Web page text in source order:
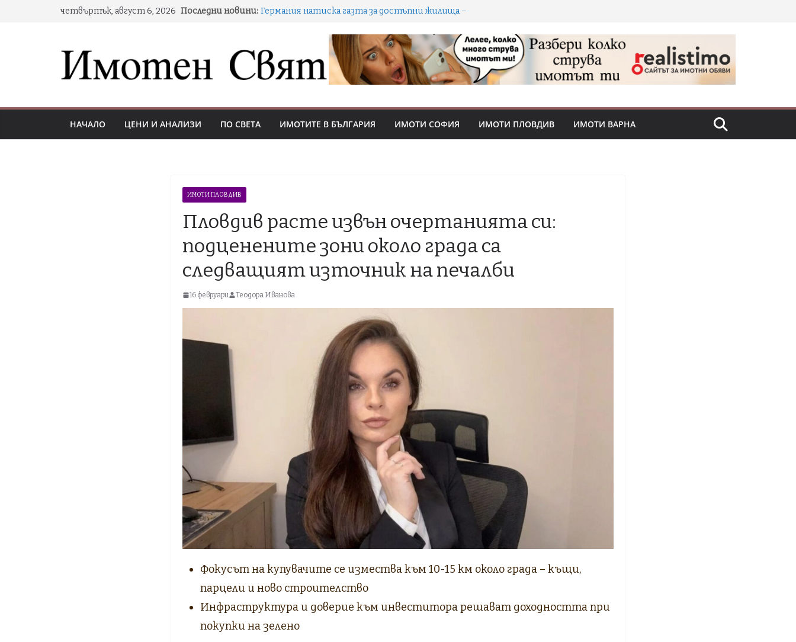
четвъртък, август 6, 2026 Последни новини: Германия натиска газта за достъпни жилища –
и ускорени разрешителни
Как уроците от мениджмънта носят предимство
на купувачи и инвеститори в охладняващия
имотен пазар
Дворът не винаги е паркинг: кога е обща част и кой
Кешът се стопи: 70-73% от покупките в София са
Сделките с имоти падат с 18% през Q2 2026 –
пазарът охладнява, цените се държат
НАЧАЛО ЦЕНИ И АНАЛИЗИ ПО СВЕТА ИМОТИТЕ В БЪЛГАРИЯ ИМОТИ СОФИЯ ИМОТИ ПЛОВДИВ ИМОТИ ВАРНА
ИМОТИ ПЛОВДИВ
Пловдив расте извън очертанията си:
подценените зони около града са
следващият източник на печалби
16 февруари Теодора Иванова
Фокусът на купувачите се измества към 10-15 км около града – къщи,
парцели и ново строителство
Инфраструктура и доверие към инвеститора решават доходността при
покупки на зелено